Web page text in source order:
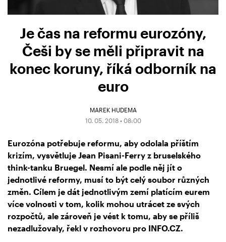
Je čas na reformu eurozóny,
Češi by se měli připravit na
konec koruny, říká odborník na
euro
MAREK HUDEMA
10. 05. 2018 • 08:00
Eurozóna potřebuje reformu, aby odolala příštím
krizím, vysvětluje Jean Pisani-Ferry z bruselského
think-tanku Bruegel. Nesmí ale podle něj jít o
jednotlivé reformy, musí to být celý soubor různých
změn. Cílem je dát jednotlivým zemí platícím eurem
více volnosti v tom, kolik mohou utrácet ze svých
rozpočtů, ale zároveň je vést k tomu, aby se příliš
nezadlužovaly, řekl v rozhovoru pro INFO.CZ.